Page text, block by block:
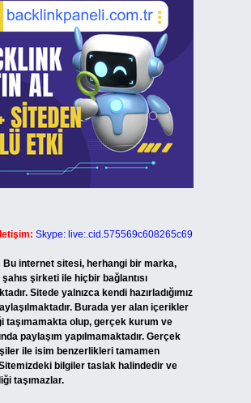
Skype: live:.cid.575569c608265c69
Bu internet sitesi, herhangi bir marka,
şirketi ile hiçbir bağlantısı
Sitede yalnızca kendi hazırladığımız
Burada yer alan içerikler
taşımamakta olup, gerçek kurum ve
paylaşım yapılmamaktadır. Gerçek
ile isim benzerlikleri tamamen
bilgiler taslak halindedir ve
taşımazlar.